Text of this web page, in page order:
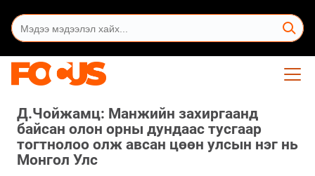
Д.Чойжамц: Манжийн захиргаанд
байсан олон орны дундаас тусгаар
тогтнолоо олж авсан цөөн улсын нэг нь
Монгол Улс